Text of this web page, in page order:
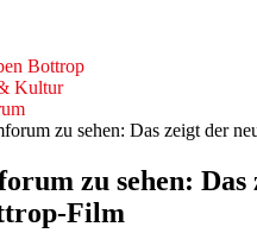
Bottrop
Kultur
zu sehen: Das zeigt der
zu sehen: Das
Film